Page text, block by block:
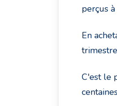
perçus
En
C'est le